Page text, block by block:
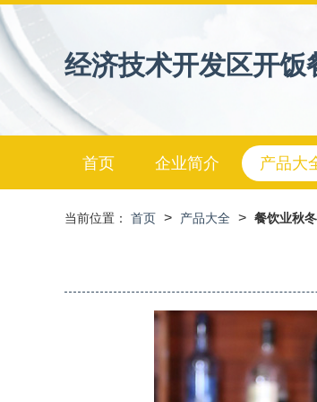
经济技术开发区开饭
首页 企业简介 产品大
当前位置： 首页 > 产品大全 > 餐饮业秋